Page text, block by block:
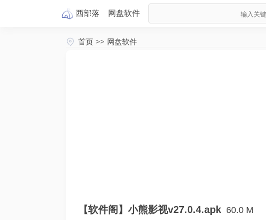
西部落 网盘软件
首页 >> 网盘软件
【软件阁】小熊影视v27.0.4.apk 60.0 M